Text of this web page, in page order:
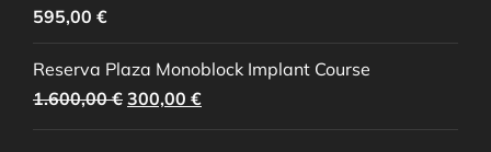
595,00 €
Reserva Plaza Monoblock Implant Course
1.600,00€ El
precio
300,00 €El
precio